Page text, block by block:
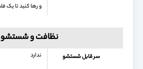
و رها کنید تا یک
نظافت و شستشو
سر قابل شستشو ندارد